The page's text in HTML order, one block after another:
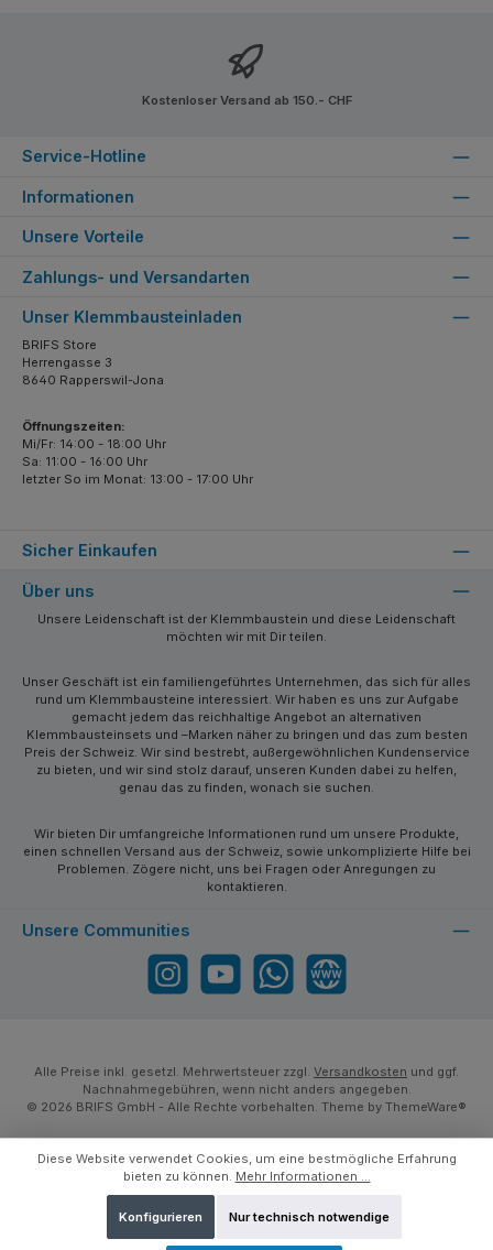
Kostenloser Versand ab 150.- CHF
Service-Hotline
Informationen
Unsere Vorteile
Zahlungs- und Versandarten
Sicher Einkaufen
Unser Klemmbausteinladen
BRIFS Store
Herrengasse 3
8640 Rapperswil-Jona
Öffnungszeiten:
Mi/Fr: 14:00 - 18:00 Uhr
Sa: 11:00 - 16:00 Uhr
letzter So im Monat: 13:00 - 17:00 Uhr
Über uns
Unsere Leidenschaft ist der Klemmbaustein und diese Leidenschaft
möchten wir mit Dir teilen.
Unser Geschäft ist ein familiengeführtes Unternehmen, das sich für alles
rund um Klemmbausteine interessiert. Wir haben es uns zur Aufgabe
gemacht jedem das reichhaltige Angebot an alternativen
Klemmbausteinsets und –Marken näher zu bringen und das zum besten
Preis der Schweiz. Wir sind bestrebt, außergewöhnlichen Kundenservice
zu bieten, und wir sind stolz darauf, unseren Kunden dabei zu helfen,
genau das zu finden, wonach sie suchen.
Wir bieten Dir umfangreiche Informationen rund um unsere Produkte,
einen schnellen Versand aus der Schweiz, sowie unkomplizierte Hilfe bei
Problemen. Zögere nicht, uns bei Fragen oder Anregungen zu
kontaktieren.
Unsere Communities
Instagram YouTube WhatsApp Website
Alle Preise inkl. gesetzl. Mehrwertsteuer zzgl. Versandkosten und ggf.
Nachnahmegebühren, wenn nicht anders angegeben.
© 2026 BRIFS GmbH - Alle Rechte vorbehalten. Theme by ThemeWare®
Diese Website verwendet Cookies, um eine bestmögliche Erfahrung
bieten zu können. Mehr Informationen ...
Nur technisch notwendige
Konfigurieren